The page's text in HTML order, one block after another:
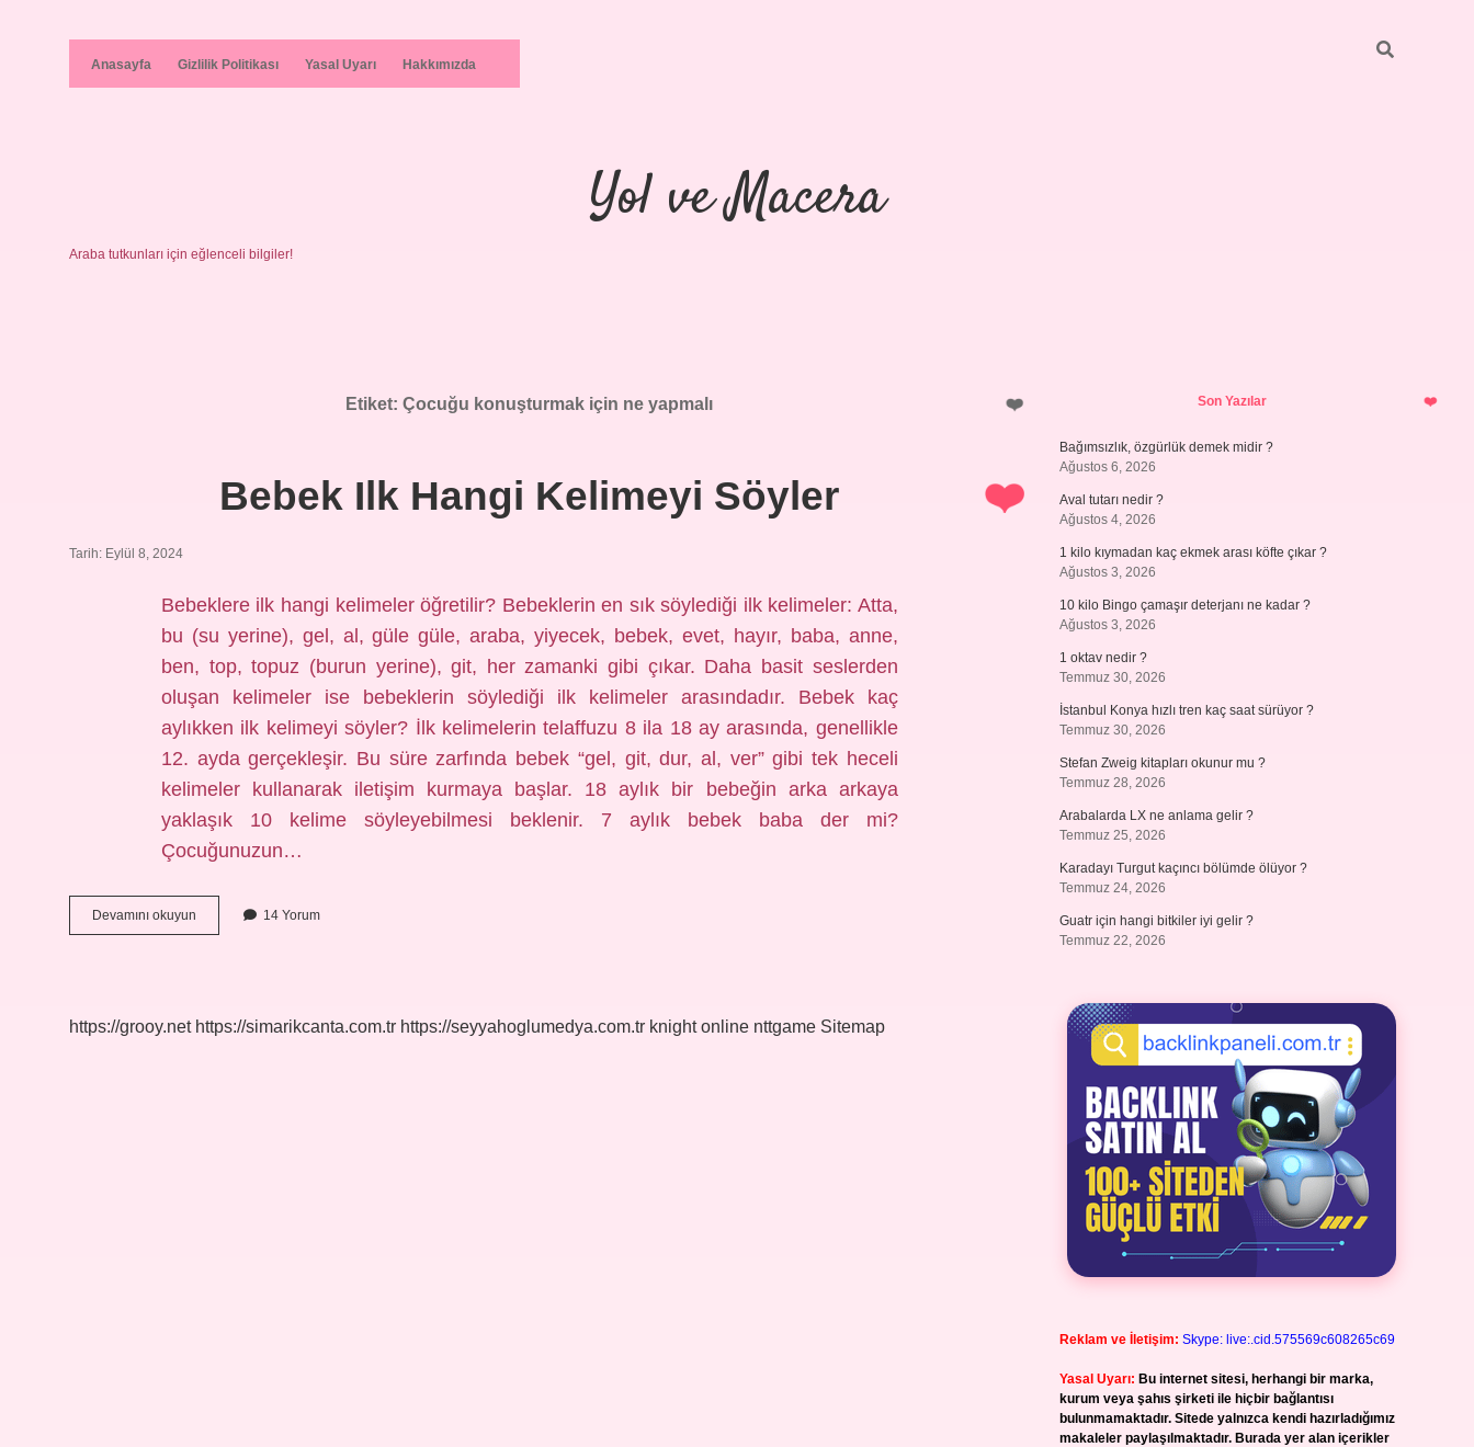
Anasayfa Gizlilik Politikası Yasal Uyarı Hakkımızda
Yol ve Macera
Araba tutkunları için eğlenceli bilgiler!
Etiket:Çocuğu konuşturmak için ne yapmalı
Bebek Ilk Hangi Kelimeyi Söyler
Tarih: Eylül 8, 2024
Bebeklere ilk hangi kelimeler öğretilir? Bebeklerin en sık söylediği ilk kelimeler: Atta,
bu (su yerine), gel, al, güle güle, araba, yiyecek, bebek, evet, hayır, baba, anne,
ben, top, topuz (burun yerine), git, her zamanki gibi çıkar. Daha basit seslerden
oluşan kelimeler ise bebeklerin söylediği ilk kelimeler arasındadır. Bebek kaç
aylıkken ilk kelimeyi söyler? İlk kelimelerin telaffuzu 8 ila 18 ay arasında, genellikle
12. ayda gerçekleşir. Bu süre zarfında bebek “gel, git, dur, al, ver” gibi tek heceli
kelimeler kullanarak iletişim kurmaya başlar. 18 aylık bir bebeğin arka arkaya
yaklaşık 10 kelime söyleyebilmesi beklenir. 7 aylık bebek baba der mi?
Çocuğunuzun…
Devamını okuyun
Ilk
14 Yorum
https://grooy.net https://simarikcanta.com.tr https://seyyahoglumedya.com.tr knight online nttgame Sitemap
SidebarSon Yazılar
Bağımsızlık, özgürlük demek midir ?
Ağustos 6, 2026
Aval tutarı nedir ?
Ağustos 4, 2026
1 kilo kıymadan kaç ekmek arası köfte çıkar ?
Ağustos 3, 2026
10 kilo Bingo çamaşır deterjanı ne kadar ?
Ağustos 3, 2026
1 oktav nedir ?
Temmuz 30, 2026
İstanbul Konya hızlı tren kaç saat sürüyor ?
Temmuz 30, 2026
Stefan Zweig kitapları okunur mu ?
Temmuz 28, 2026
Arabalarda LX ne anlama gelir ?
Temmuz 25, 2026
Karadayı Turgut kaçıncı bölümde ölüyor ?
Temmuz 24, 2026
Guatr için hangi bitkiler iyi gelir ?
Temmuz 22, 2026
Reklam ve İletişim: Skype: live:.cid.575569c608265c69
Yasal Uyarı: Bu internet sitesi, herhangi bir marka,
kurum veya şahıs şirketi ile hiçbir bağlantısı
bulunmamaktadır. Sitede yalnızca kendi hazırladığımız
makaleler paylaşılmaktadır. Burada yer alan içerikler